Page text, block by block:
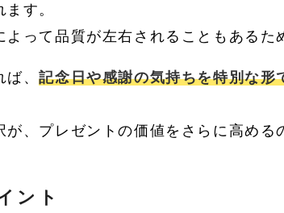
す。
って品質が左右されることもあるた
ば、記念日や感謝の気持ちを特別な形
、プレゼントの価値をさらに高める
ント